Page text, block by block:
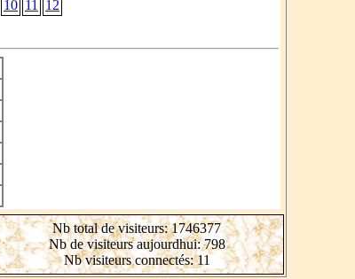
10 11
12
Nb total de visiteurs: 1746377
Nb de visiteurs aujourdhui: 798
Nb visiteurs connectés: 11